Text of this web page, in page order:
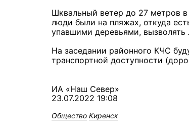
Шквальный ветер до 27 метров
люди были на пляжах, откуда
упавшими деревьями, вызволять
На заседании районного КЧС
транспортной доступности
ИА «Наш Север»
23.07.2022 19:08
Общество Киренск